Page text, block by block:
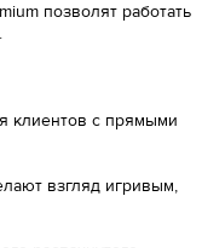
позволят работать
клиентов с прямыми
взгляд игривым,